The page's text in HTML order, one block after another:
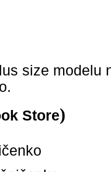
size modelu
Store)